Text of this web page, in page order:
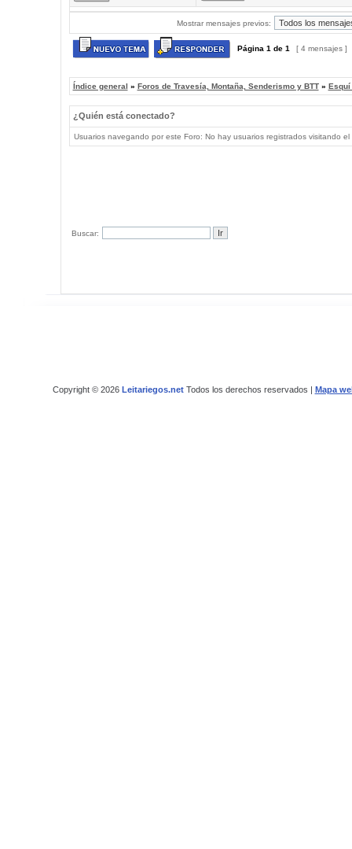
Mostrar mensajes previos:
Página 1 de 1 [ 4 mensajes ]
Índice general » Foros de Travesía, Montaña, Senderismo y BTT» Esquí
¿Quién está conectado?
Usuarios navegando por este Foro: No hay usuarios registrados visitando
Buscar:
Copyright © 2026 Leitariegos.netTodos los derechos reservados | Mapa